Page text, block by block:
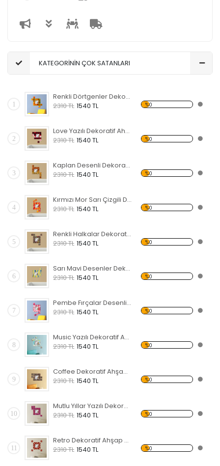
KATEGORİNİN ÇOK SATANLARI
1
Renkli Dörtgenler Dekoratif Ahşap Çerçeveli Ayna
2310 TL 1540 TL %0
2
Love Yazılı Dekoratif Ahşap Çerçeveli Ayna
2310 TL 1540 TL %0
3
Kaplan Desenli Dekoratif Ahşap Çerçeveli Ayna
2310 TL 1540 TL %0
4
Kırmızı Mor Sarı Çizgili Dekoratif Ahşap Çerçeveli Ayna
2310 TL 1540 TL %0
5
Renkli Halkalar Dekoratif Ahşap Çerçeveli Ayna
2310 TL 1540 TL %0
6
Sarı Mavi Desenler Dekoratif Ahşap Çerçeveli Ayna
2310 TL 1540 TL %0
7
Pembe Fırçalar Desenli Dekoratif Ahşap Çerçeveli Ayna
2310 TL 1540 TL %0
8
Music Yazılı Dekoratif Ahşap Çerçeveli Ayna
2310 TL 1540 TL %0
9
Coffee Dekoratif Ahşap Çerçeveli Ayna
2310 TL 1540 TL %0
10
Mutlu Yıllar Yazılı Dekoratif Ahşap Çerçeveli Ayna
2310 TL 1540 TL %0
11
Retro Dekoratif Ahşap Çerçeveli Ayna
2310 TL 1540 TL %0